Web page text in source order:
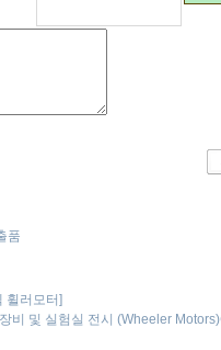
품
휠러모터]
비 및 실험실 전시 (Wheeler